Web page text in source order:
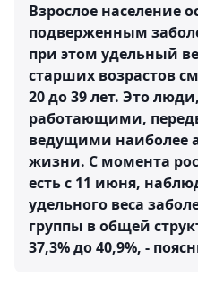
Взрослое население
подверженным
при этом удельный
старших возрастов
20 до 39 лет. Это
работающими,
ведущими наиболее
жизни. С момента
есть с 11 июня,
удельного веса
группы в общей
37,3% до 40,9%, -